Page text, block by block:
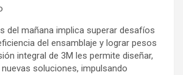
del mañana implica superar desafíos
del ensamblaje y lograr pesos
integral de 3M les permite diseñar,
soluciones, impulsando